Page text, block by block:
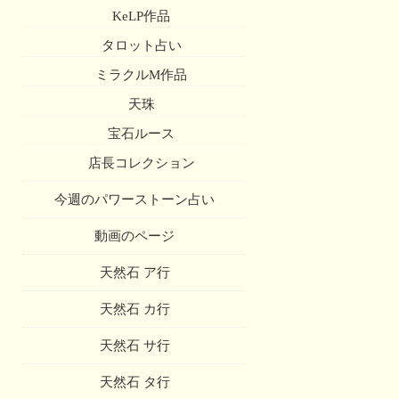
KeLP作品
タロット占い
ミラクルM作品
天珠
宝石ルース
店長コレクション
今週のパワーストーン占い
動画のページ
天然石 ア行
天然石 カ行
天然石 サ行
天然石 タ行